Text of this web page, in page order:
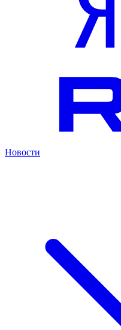
Новости